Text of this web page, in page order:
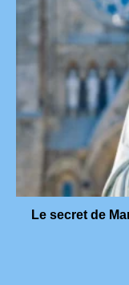
Le secret de